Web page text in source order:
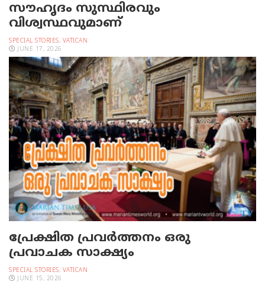
സൗഹൃദം സുസ്ഥിരവും
വിശ്വസ്ഥവുമാണ്
SPECIAL STORIES, VATICAN
JUNE 17, 2026
പ്രേക്ഷിത പ്രവര്‍ത്തനം ഒരു
പ്രവാചക സാക്ഷ്യം
SPECIAL STORIES, VATICAN
JUNE 15, 2026